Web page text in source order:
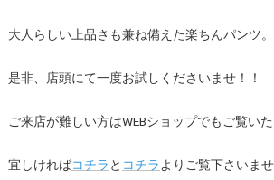
大人らしい上品さも兼ね備えた楽ちんパンツ。
是非、店頭にて一度お試しくださいませ！！
ご来店が難しい方はWEBショップでもご覧い
宜しければコチラ と コチラ よりご覧下さいませ